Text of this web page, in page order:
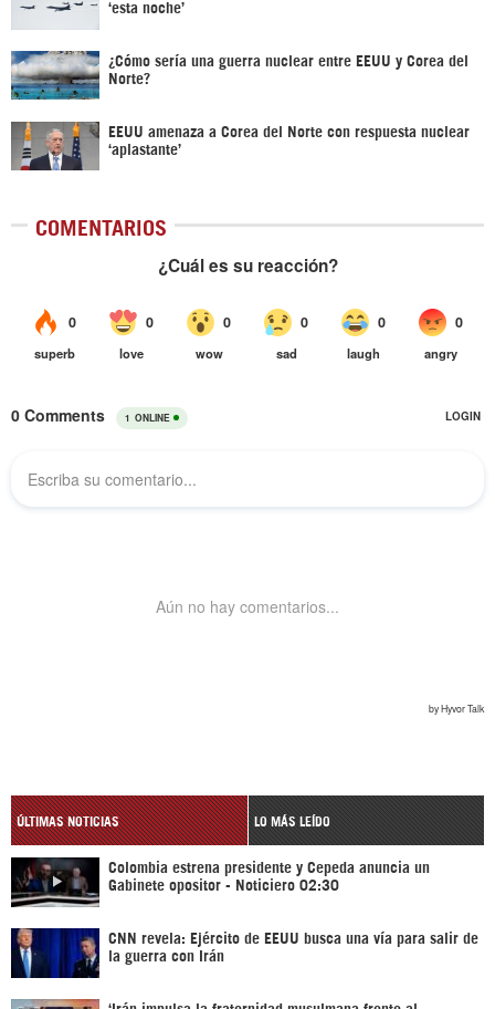
‘esta noche’
¿Cómo sería una guerra nuclear entre EEUU y Corea del
Norte?
EEUU amenaza a Corea del Norte con respuesta nuclear
‘aplastante’
COMENTARIOS
ÚLTIMAS NOTICIAS LO MÁS LEÍDO
Colombia estrena presidente y Cepeda anuncia un
Gabinete opositor - Noticiero 02:30
CNN revela: Ejército de EEUU busca una vía para salir de
la guerra con Irán
‘Irán impulsa la fraternidad musulmana frente al